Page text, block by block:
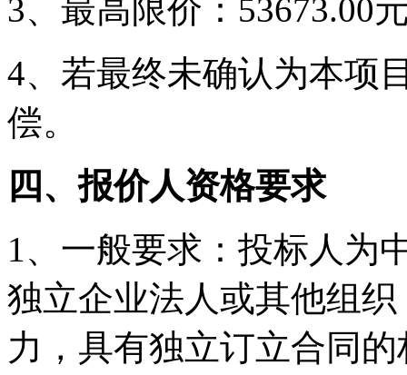
3、最高限价：53673.00
4、若最终未确认为本项
偿。
四 、报价人资格要求
1、一般要求： 投标人为
独立企业法人或其他组
力，具有独立订立合同